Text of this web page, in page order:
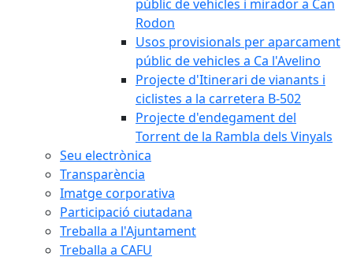
públic de vehicles i mirador a Can
Rodon
Usos provisionals per aparcament
públic de vehicles a Ca l'Avelino
Projecte d'Itinerari de vianants i
ciclistes a la carretera B-502
Projecte d'endegament del
Torrent de la Rambla dels Vinyals
Seu electrònica
Transparència
Imatge corporativa
Participació ciutadana
Treballa a l'Ajuntament
Treballa a CAFU